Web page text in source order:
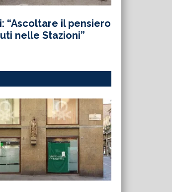
“Ascoltare il pensiero
nelle Stazioni”